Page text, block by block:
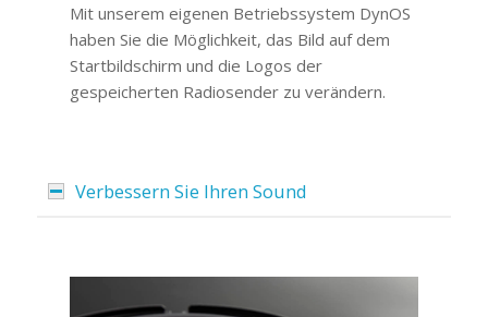
Mit unserem eigenen Betriebssystem DynOS
haben Sie die Möglichkeit, das Bild auf dem
Startbildschirm und die Logos der
gespeicherten Radiosender zu verändern.
Verbessern Sie Ihren Sound